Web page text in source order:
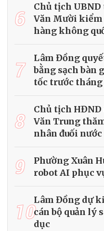
6
Chủ tịch
Văn Mười
hàng không
7
Lâm Đồng
bằng sạch bàn
tốc trước tháng
8
Chủ tịch
Văn Trung
nhân đuối nước
9
Phường Xuân
robot AI phục
10Lâm Đồng dự
cán bộ quản lý
dục